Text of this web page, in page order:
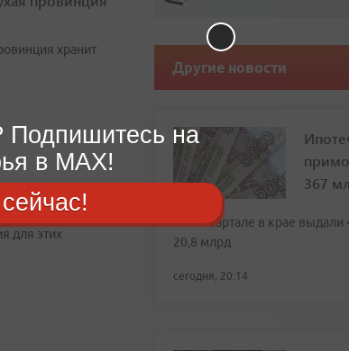
хранит
в
для этих
Другие новости
367
Во II квартале в крае выдали
20,8 млрд
сегодня, 20:14
Подпишитесь на
в MAX!